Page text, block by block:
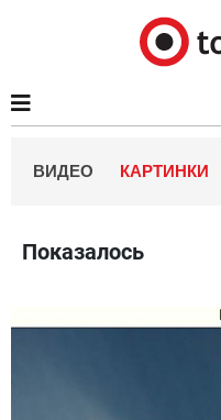
ВИДЕО КАРТИНКИ
Показалось